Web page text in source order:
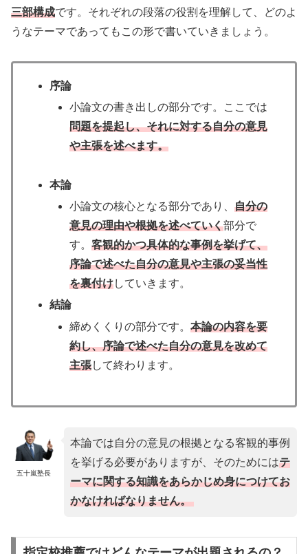
三部構成です。それぞれの段落の役割を理解して、どのよ
うなテーマであってもこの形で書いていきましょう。
序論
小論文の書き出しの部分です。ここでは
問題を提起し、それに対する自分の意見
や主張を述べます。
本論
小論文の核心となる部分であり、自分の
意見の理由や根拠を述べていく部分で
す。客観的かつ具体的な事例を挙げて、
序論で述べた自分の意見や主張の妥当性
を裏付けしていきます。
結論
締めくくりの部分です。本論の内容を要
約し、序論で述べた自分の意見を改めて
主張して終わります。
五十嵐塾長
本論では自分の意見の根拠となる客観的事例
を挙げる必要がありますが、そのためにはテ
ーマに関する知識をあらかじめ身につけてお
かなければなりません。